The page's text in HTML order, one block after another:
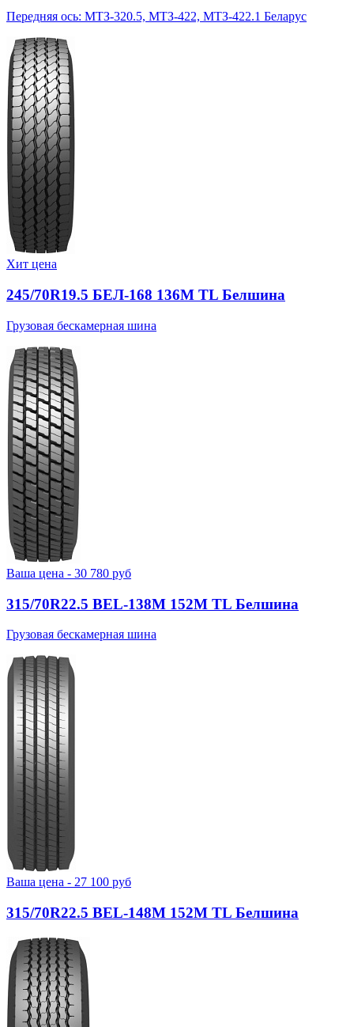
Передняя ось: МТЗ-320.5, МТЗ-422, МТЗ-422.1 Беларус
Хит цена
245/70R19.5 БЕЛ-168 136M TL Белшина
Грузовая бескамерная шина
Ваша цена - 30 780 руб
315/70R22.5 BEL-138М 152M TL Белшина
Грузовая бескамерная шина
Ваша цена - 27 100 руб
315/70R22.5 BEL-148М 152M TL Белшина